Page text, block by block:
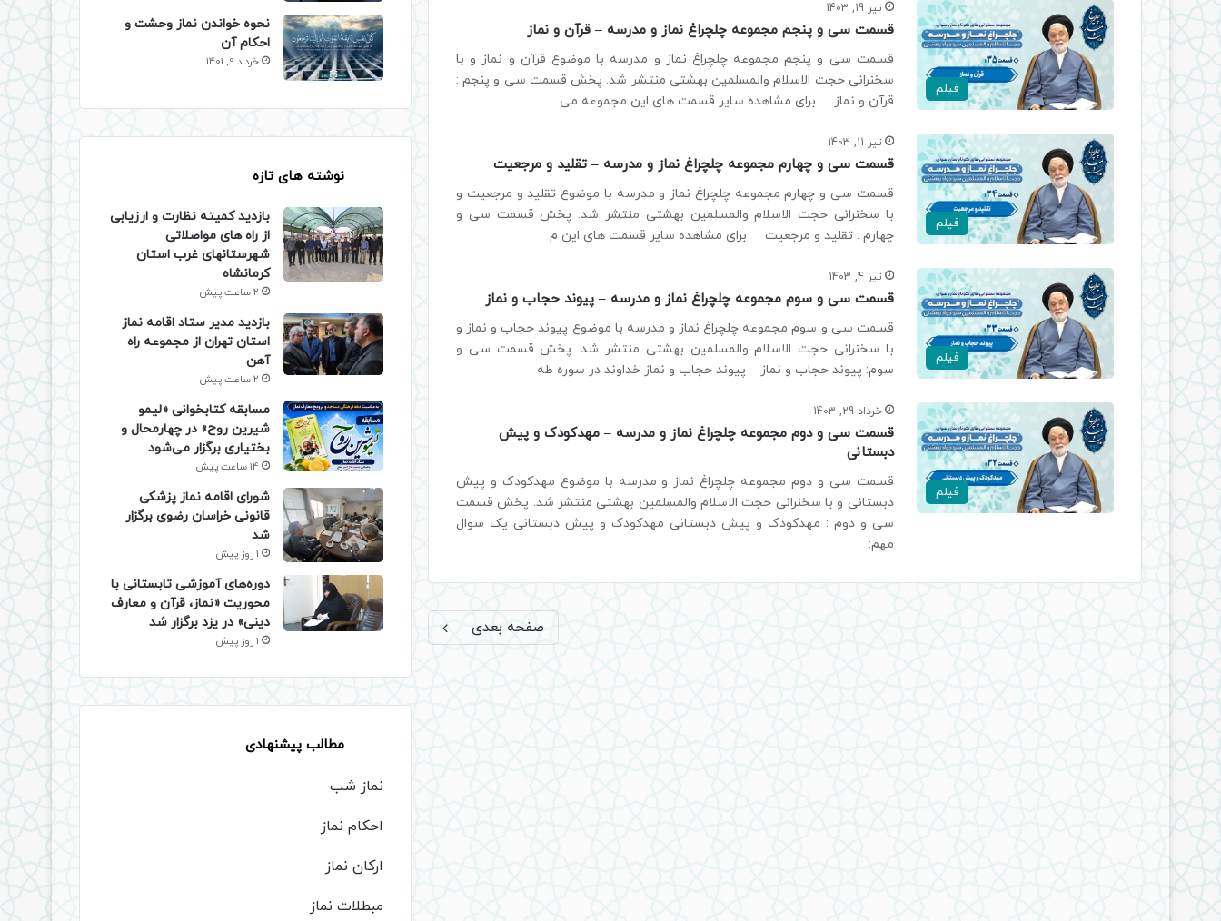
فیلم
تیر 19, 1403
قسمت سی و پنجم مجموعه چلچراغ نماز و مدرسه – قرآن و نماز
قسمت سی و پنجم مجموعه چلچراغ نماز و مدرسه با موضوع قرآن و نماز و با
سخنرانی حجت الاسلام والمسلمین بهشتی منتشر شد. پخش قسمت سی و پنجم :
قرآن و نماز برای مشاهده سایر قسمت های این مجموعه می
فیلم
تیر 11, 1403
قسمت سی و چهارم مجموعه چلچراغ نماز و مدرسه – تقلید و مرجعیت
قسمت سی و چهارم مجموعه چلچراغ نماز و مدرسه با موضوع تقلید و مرجعیت و
با سخنرانی حجت الاسلام والمسلمین بهشتی منتشر شد. پخش قسمت سی و
چهارم : تقلید و مرجعیت برای مشاهده سایر قسمت های این م
فیلم
تیر 4, 1403
قسمت سی و سوم مجموعه چلچراغ نماز و مدرسه – پیوند حجاب و نماز
قسمت سی و سوم مجموعه چلچراغ نماز و مدرسه با موضوع پیوند حجاب و نماز و
با سخنرانی حجت الاسلام والمسلمین بهشتی منتشر شد. پخش قسمت سی و
سوم: پیوند حجاب و نماز پیوند حجاب و نماز خداوند در سوره طه
فیلم
خرداد 29, 1403
قسمت سی و دوم مجموعه چلچراغ نماز و مدرسه – مهدکودک و پیش
دبستانی
قسمت سی و دوم مجموعه چلچراغ نماز و مدرسه با موضوع مهدکودک و پیش
دبستانی و با سخنرانی حجت الاسلام والمسلمین بهشتی منتشر شد. پخش قسمت
سی و دوم : مهدکودک و پیش دبستانی مهدکودک و پیش دبستانی یک سوال
مهم:
صفحه بعدی
نحوه خواندن نماز وحشت و
احکام آن
خرداد 9, 1401
نوشته های تازه
بازدید کمیته نظارت و ارزیابی
از راه های مواصلاتی
شهرستانهای غرب استان
کرمانشاه
2 ساعت پیش
بازدید مدیر ستاد اقامه نماز
استان تهران از مجموعه راه
آهن
2 ساعت پیش
مسابقه کتابخوانی «لیمو
شیرین روح» در چهارمحال و
بختیاری برگزار می‌شود
14 ساعت پیش
شورای اقامه نماز پزشکی
قانونی خراسان رضوی برگزار
شد
1 روز پیش
دوره‌های آموزشی تابستانی با
محوریت «نماز، قرآن و معارف
دینی» در یزد برگزار شد
1 روز پیش
مطالب پیشنهادی
نماز شب
احکام نماز
ارکان نماز
مبطلات نماز